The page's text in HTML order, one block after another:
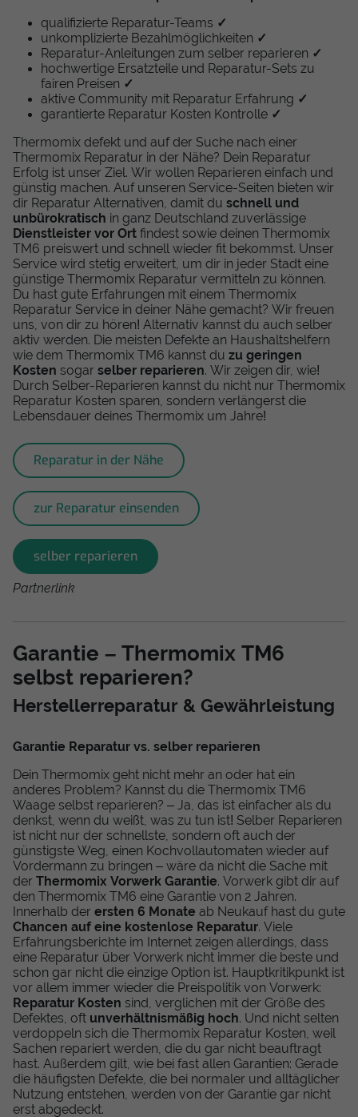
qualifizierte Reparatur-Teams ✓
unkomplizierte Bezahlmöglichkeiten ✓
Reparatur-Anleitungen zum selber reparieren ✓
hochwertige Ersatzteile und Reparatur-Sets zu
fairen Preisen ✓
aktive Community mit Reparatur Erfahrung ✓
garantierte Reparatur Kosten Kontrolle ✓
Thermomix defekt und auf der Suche nach einer
Thermomix Reparatur in der Nähe? Dein Reparatur
Erfolg ist unser Ziel. Wir wollen Reparieren einfach und
günstig machen. Auf unseren Service-Seiten bieten wir
dir Reparatur Alternativen, damit du schnell und
unbürokratisch in ganz Deutschland zuverlässige
Dienstleister vor Ort findest sowie deinen Thermomix
TM6 preiswert und schnell wieder fit bekommst. Unser
Service wird stetig erweitert, um dir in jeder Stadt eine
günstige Thermomix Reparatur vermitteln zu können.
Du hast gute Erfahrungen mit einem Thermomix
Reparatur Service in deiner Nähe gemacht? Wir freuen
uns, von dir zu hören! Alternativ kannst du auch selber
aktiv werden. Die meisten Defekte an Haushaltshelfern
wie dem Thermomix TM6 kannst du zu geringen
Kosten sogar selber reparieren. Wir zeigen dir, wie!
Durch Selber-Reparieren kannst du nicht nur Thermomix
Reparatur Kosten sparen, sondern verlängerst die
Lebensdauer deines Thermomix um Jahre!
Reparatur in der Nähe
zur Reparatur einsenden
selber reparieren
Partnerlink
Garantie – Thermomix TM6
selbst reparieren?
Herstellerreparatur & Gewährleistung
Garantie Reparatur vs. selber reparieren
Dein Thermomix geht nicht mehr an oder hat ein
anderes Problem? Kannst du die Thermomix TM6
Waage selbst reparieren? – Ja, das ist einfacher als du
denkst, wenn du weißt, was zu tun ist! Selber Reparieren
ist nicht nur der schnellste, sondern oft auch der
günstigste Weg, einen Kochvollautomaten wieder auf
Vordermann zu bringen – wäre da nicht die Sache mit
der Thermomix Vorwerk Garantie. Vorwerk gibt dir auf
den Thermomix TM6 eine Garantie von 2 Jahren.
Innerhalb der ersten 6 Monate ab Neukauf hast du gute
Chancen auf eine kostenlose Reparatur. Viele
Erfahrungsberichte im Internet zeigen allerdings, dass
eine Reparatur über Vorwerk nicht immer die beste und
schon gar nicht die einzige Option ist. Hauptkritikpunkt ist
vor allem immer wieder die Preispolitik von Vorwerk:
Reparatur Kosten sind, verglichen mit der Größe des
Defektes, oft unverhältnismäßig hoch. Und nicht selten
verdoppeln sich die Thermomix Reparatur Kosten, weil
Sachen repariert werden, die du gar nicht beauftragt
hast. Außerdem gilt, wie bei fast allen Garantien: Gerade
die häufigsten Defekte, die bei normaler und alltäglicher
Nutzung entstehen, werden von der Garantie gar nicht
erst abgedeckt.